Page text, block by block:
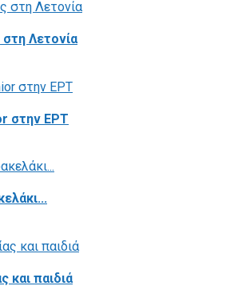
Λετονία
στην ΕΡΤ
και παιδιά